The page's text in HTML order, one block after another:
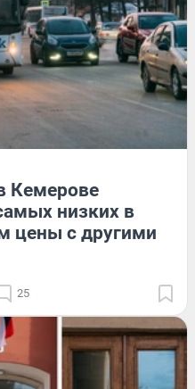
Кемерове
низких в
цены с другими
25